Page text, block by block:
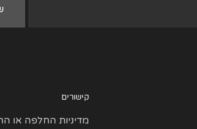
קישורים
מדיניות החלפה או